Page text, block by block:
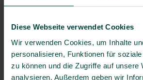
Diese Webseite verwendet Cookies
Wir verwenden Cookies, um Inhalte
personalisieren, Funktionen für
zu können und die Zugriffe auf unsere
analysieren. Außerdem geben wir
Dänemark
Estland
Finnland
Frankreich
Von